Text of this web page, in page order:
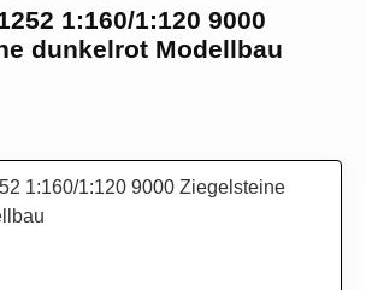
1:160/1:120 9000
dunkelrot Modellbau